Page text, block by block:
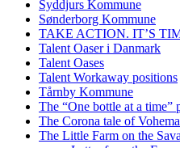
Syddjurs Kommune
Sønderborg Kommune
TAKE ACTION. IT’S
Talent Oaser i Danmark
Talent Oases
Talent Workaway positions
Tårnby Kommune
The “One bottle at a time”
The Corona tale of
The Little Farm on the